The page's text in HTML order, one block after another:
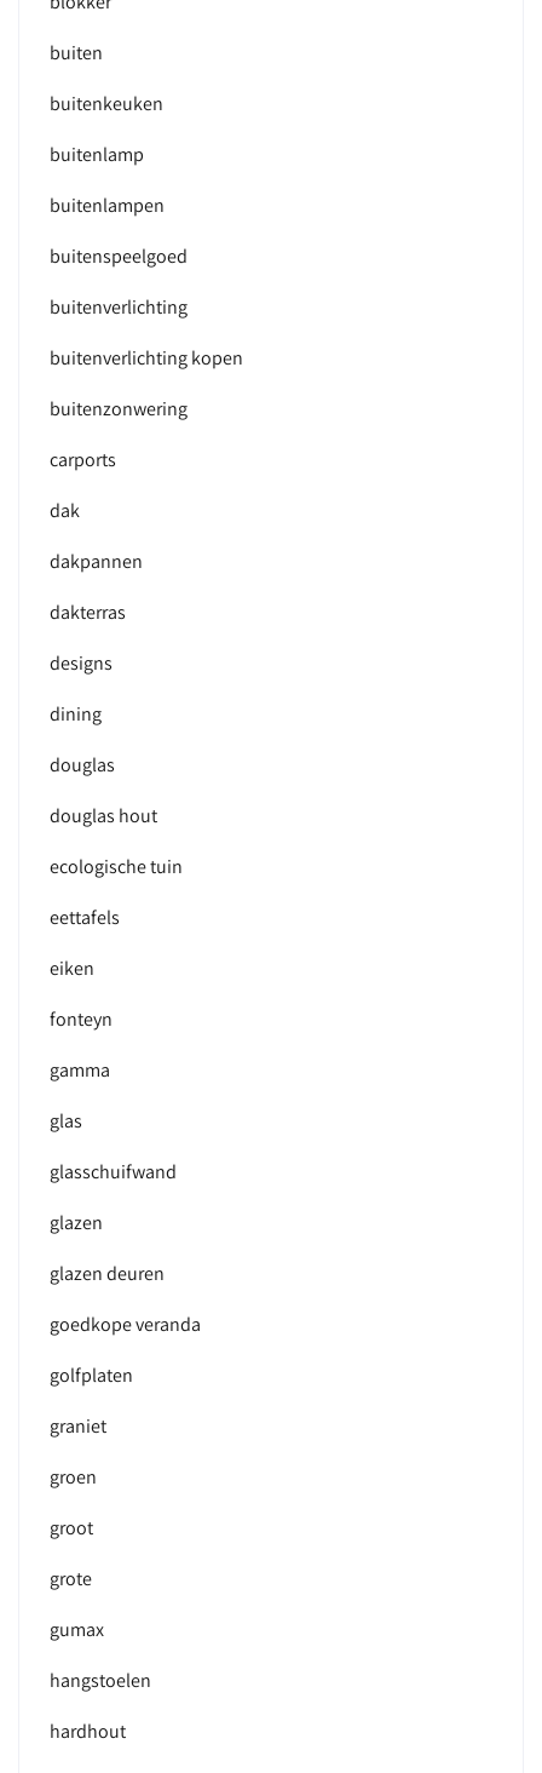
buiten
buitenkeuken
buitenlamp
buitenlampen
buitenspeelgoed
buitenverlichting
buitenverlichting kopen
buitenzonwering
carports
dak
dakpannen
dakterras
designs
dining
douglas
douglas hout
ecologische tuin
eettafels
eiken
fonteyn
gamma
glas
glasschuifwand
glazen
glazen deuren
goedkope veranda
golfplaten
graniet
groen
groot
grote
gumax
hangstoelen
hardhout